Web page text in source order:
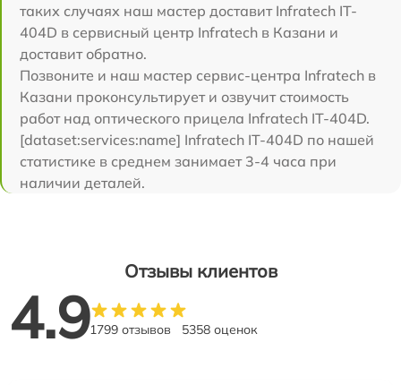
таких случаях наш мастер доставит Infratech IT-
404D в сервисный центр Infratech в Казани и
доставит обратно.
Позвоните и наш мастер сервис-центра Infratech в
Казани проконсультирует и озвучит стоимость
работ над оптического прицела Infratech IT-404D.
[dataset:services:name] Infratech IT-404D по нашей
статистике в среднем занимает 3-4 часа при
наличии деталей.
Отзывы клиентов
4.91799 отзывов 5358 оценок